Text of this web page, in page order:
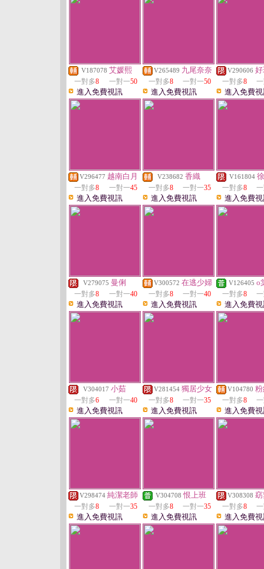
V187078 艾媛熙
一對多8 一對一50
進入免費視訊
V265489 九尾奈奈
一對多8 一對一50
進入免費視訊
V290606
一對多8
進入免費
V296477 越南白月
一對多8 一對一45
進入免費視訊
V238682 香織
一對多8 一對一35
進入免費視訊
V161804
一對多8
進入免費
V279075 曼俐
一對多8 一對一40
進入免費視訊
V300572 在逃少婦
一對多8 一對一40
進入免費視訊
V126405 o
一對多8
進入免費
V304017 小茹
一對多6 一對一40
進入免費視訊
V281454 獨居少女
一對多8 一對一35
進入免費視訊
V104780
一對多8
進入免費
V298474 純潔老師
一對多8 一對一35
進入免費視訊
V304708 恨上班
一對多8 一對一35
進入免費視訊
V308308
一對多8
進入免費